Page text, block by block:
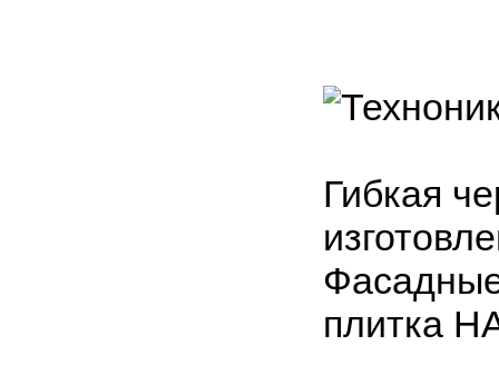
Гибкая
плитка